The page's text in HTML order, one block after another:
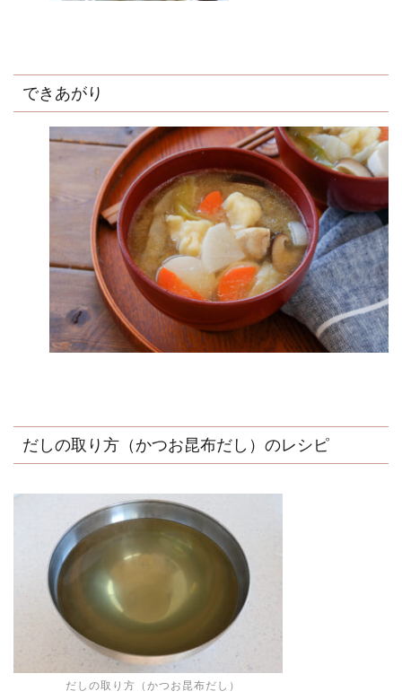
できあがり
だしの取り方（かつお昆布だし）のレシピ
だしの取り方（かつお昆布だし）